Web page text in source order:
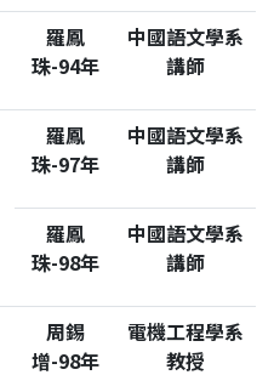
羅鳳
珠-94年
中國語文學系
講師
羅鳳
珠-97年
中國語文學系
講師
羅鳳
珠-98年
中國語文學系
講師
周錫
增-98年
電機工程學系
教授